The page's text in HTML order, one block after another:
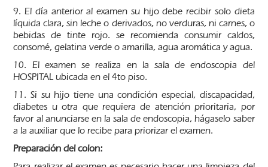
9. El día anterior al examen su hijo debe recibir solo dieta
líquida clara, sin leche o derivados, no verduras, ni carnes, o
bebidas de tinte rojo. se recomienda consumir caldos,
consomé, gelatina verde o amarilla, agua aromática y agua.
10. El examen se realiza en la sala de endoscopia del
HOSPITAL ubicada en el 4to piso.
11. Si su hijo tiene una condición especial, discapacidad,
diabetes u otra que requiera de atención prioritaria, por
favor al anunciarse en la sala de endoscopia, hágaselo saber
a la auxiliar que lo recibe para priorizar el examen.
Preparación del colon: